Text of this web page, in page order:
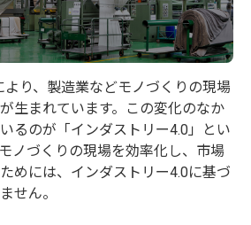
より、製造業などモノづくりの現場
生まれています。この変化のなか
るのが「インダストリー4.0」とい
ノづくりの現場を効率化し、市場
めには、インダストリー4.0に基づ
せん。